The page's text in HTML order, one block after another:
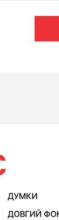
ДУМКИ
ДОВГИЙ